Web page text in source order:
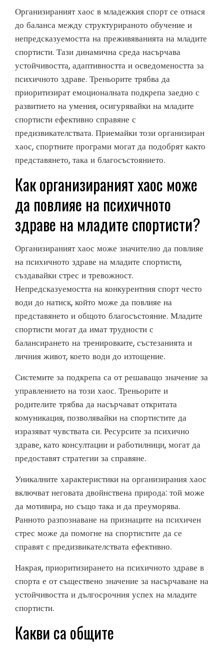
Организираният хаос в младежкия спорт се отнася
до баланса между структурираното обучение и
непредсказуемостта на преживяванията на младите
спортисти. Тази динамична среда насърчава
устойчивостта, адаптивността и осведомеността за
психичното здраве. Треньорите трябва да
приоритизират емоционалната подкрепа заедно с
развитието на умения, осигурявайки на младите
спортисти ефективно справяне с
предизвикателствата. Приемайки този организиран
хаос, спортните програми могат да подобрят както
представянето, така и благосъстоянието.
Как организираният хаос може
да повлияе на психичното
здраве на младите спортисти?
Организираният хаос може значително да повлияе
на психичното здраве на младите спортисти,
създавайки стрес и тревожност.
Непредсказуемостта на конкурентния спорт често
води до натиск, който може да повлияе на
представянето и общото благосъстояние. Младите
спортисти могат да имат трудности с
балансирането на тренировките, състезанията и
личния живот, което води до изтощение.
Системите за подкрепа са от решаващо значение за
управлението на този хаос. Треньорите и
родителите трябва да насърчават откритата
комуникация, позволявайки на спортистите да
изразяват чувствата си. Ресурсите за психично
здраве, като консултации и работилници, могат да
предоставят стратегии за справяне.
Уникалните характеристики на организирания хаос
включват неговата двойнствена природа: той може
да мотивира, но също така и да преуморява.
Ранното разпознаване на признаците на психичен
стрес може да помогне на спортистите да се
справят с предизвикателствата ефективно.
Накрая, приоритизирането на психичното здраве в
спорта е от съществено значение за насърчаване на
устойчивостта и дългосрочния успех на младите
спортисти.
Какви са общите